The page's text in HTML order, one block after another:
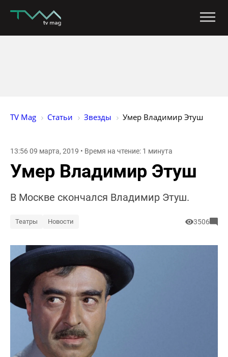
TV Mag Статьи Звезды Умер Владимир Этуш
13:56 09 марта, 2019 • Время на чтение: 1 минута
Умер Владимир Этуш
В Москве скончался Владимир Этуш.
Театры Новости 3506